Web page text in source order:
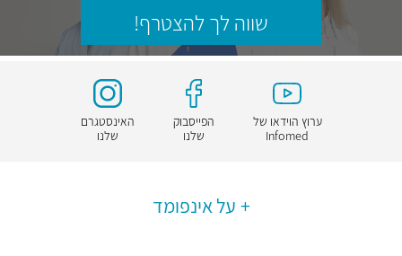
שווה לך להצטרף!
ערוץ הוידאו של
Infomed
הפייסבוק
שלנו
האינסטגרם
שלנו
על אינפומד